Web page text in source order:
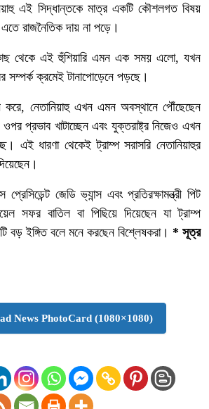
এই সিদ্ধান্তকে মাত্র একটি কৌশলগত বিষয়
রাজনৈতিক দায় না পড়ে।
কাছ থেকে এই হুঁশিয়ারি এমন এক সময় এলো, যখন
সম্পর্ক ক্রমেই টানাপোড়েনে পড়ছে।
করে, নেতানিয়াহু এখন এমন অবস্থানে পৌঁছেছেন
ওপর প্রভাব খাটাচ্ছেন এবং যুক্তরাষ্ট্র নিজেও এখন
এই ধারণা থেকেই ট্রাম্প সরাসরি নেতানিয়াহুর
প্রেসিডেন্ট জেডি ভ্যান্স এবং প্রতিরক্ষামন্ত্রী পিট
সফর বাতিল বা পিছিয়ে দিয়েছেন যা ট্রাম্প
বড় ইঙ্গিত বলে মনে করছেন বিশ্লেষকরা। * সূত্র
News PhotoCard (1080×1080)